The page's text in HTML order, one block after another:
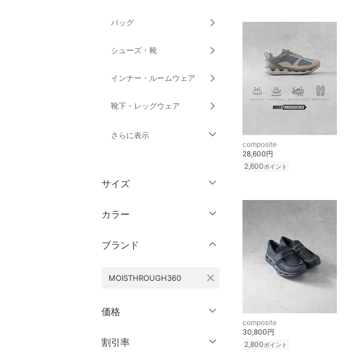
バッグ
シューズ・靴
インナー・ルームウェア
靴下・レッグウェア
さらに表示
財布・ポーチ・ケース
帽子
ヘアアクセサリー
ー用品
スーツ・フォーマル
サイズ
10
11 11.5
13
14
カラー
クリア
ブランド
MOISTHROUGH360 close
価格
割引率
composite
28,600円
2,600ポイント
composite
30,800円
2,800ポイント